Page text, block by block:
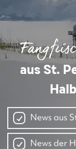
aus St.
News aus
News der